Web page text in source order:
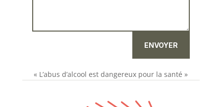
ENVOYER
« L’abus d’alcool est dangereux pour la santé »